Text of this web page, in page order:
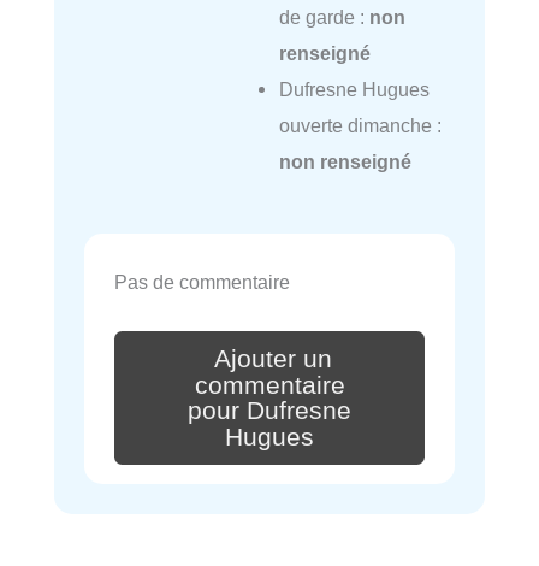
de garde : non
renseigné
Dufresne Hugues
ouverte dimanche :
non renseigné
Pas de commentaire
Ajouter un
commentaire
pour Dufresne
Hugues